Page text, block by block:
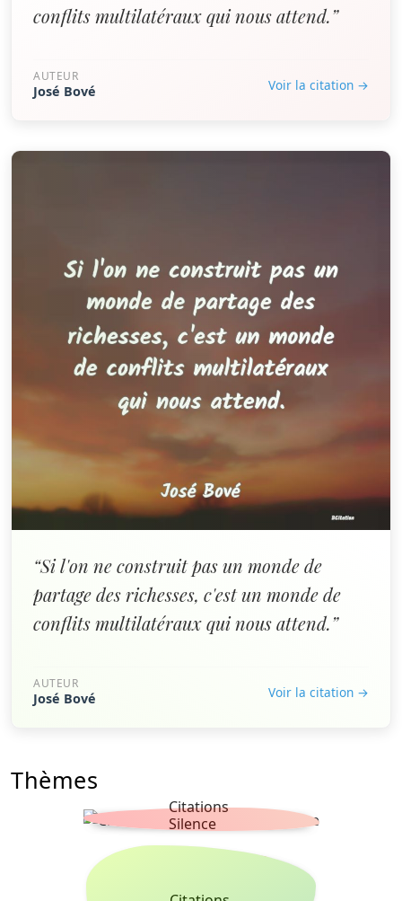
conflits multilatéraux qui nous attend.”
AUTEUR
José Bové Voir la citation →
“Si l'on ne construit pas un monde de
partage des richesses, c'est un monde de
conflits multilatéraux qui nous attend.”
AUTEUR
José Bové Voir la citation →
Thèmes
Citations
Silence